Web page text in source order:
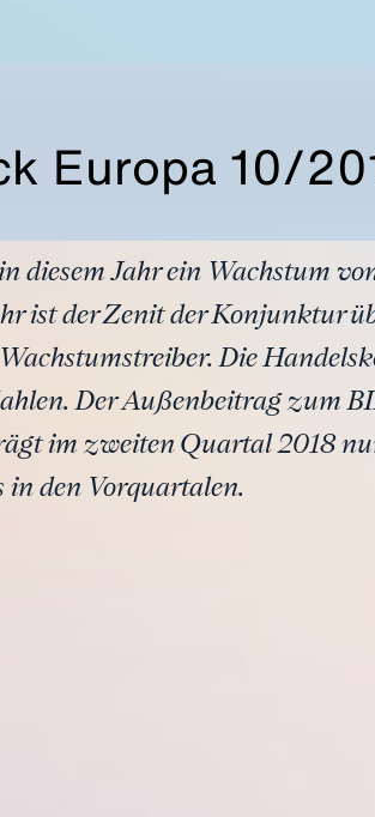
Europa 10/
Jahr ein Wachstum
ist der Zenit der Konjunktur
Die
Der Außenbeitrag zum
im zweiten Quartal 2018
den Vorquartalen.